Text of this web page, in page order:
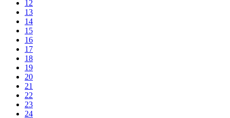
12
13
14
15
16
17
18
19
20
21
22
23
24